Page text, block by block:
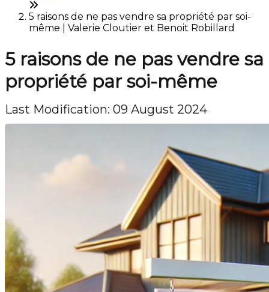
5 raisons de ne pas vendre sa propriété par soi-
même | Valerie Cloutier et Benoit Robillard
5 raisons de ne pas vendre sa
propriété par soi-même
Last Modification: 09 August 2024